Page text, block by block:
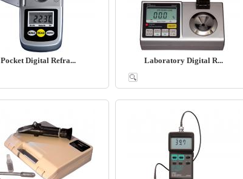
Pocket Digital Refra... Laboratory Digital R...